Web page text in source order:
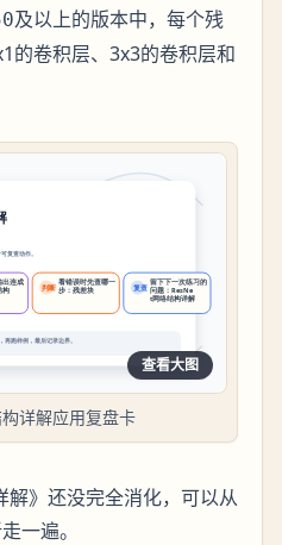
及以上的版本中，每个残
的卷积层、3x3的卷积层和
查看大图
详解应用复盘卡
》还没完全消化，可以从
一遍。